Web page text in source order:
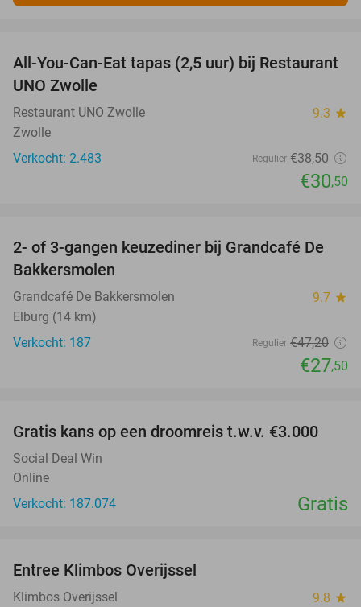
21%
All-You-Can-Eat tapas (2,5 uur) bij Restaurant
UNO Zwolle
Restaurant UNO Zwolle 9.3 star
Zwolle
Verkocht: 2.483
Regulier €38,50
€30,50
42%
2- of 3-gangen keuzediner bij Grandcafé De
Bakkersmolen
Grandcafé De Bakkersmolen 9.7 star
Elburg (14 km)
Verkocht: 187
Regulier €47,20
€27,50
Gratis kans op een droomreis t.w.v. €3.000
Social Deal Win
Online
Verkocht: 187.074
Gratis
Entree Klimbos Overijssel
Klimbos Overijssel 9.8 star